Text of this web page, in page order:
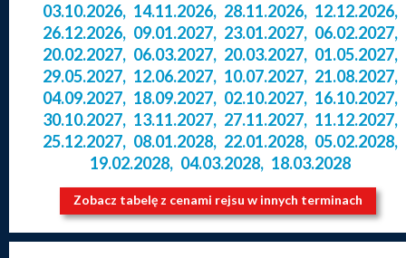
03.10.2026, 14.11.2026, 28.11.2026, 12.12.2026,
26.12.2026, 09.01.2027, 23.01.2027, 06.02.2027,
20.02.2027, 06.03.2027, 20.03.2027, 01.05.2027,
29.05.2027, 12.06.2027, 10.07.2027, 21.08.2027,
04.09.2027, 18.09.2027, 02.10.2027, 16.10.2027,
30.10.2027, 13.11.2027, 27.11.2027, 11.12.2027,
25.12.2027, 08.01.2028, 22.01.2028, 05.02.2028,
19.02.2028, 04.03.2028, 18.03.2028
Zobacz tabelę z cenami rejsu w innych terminach